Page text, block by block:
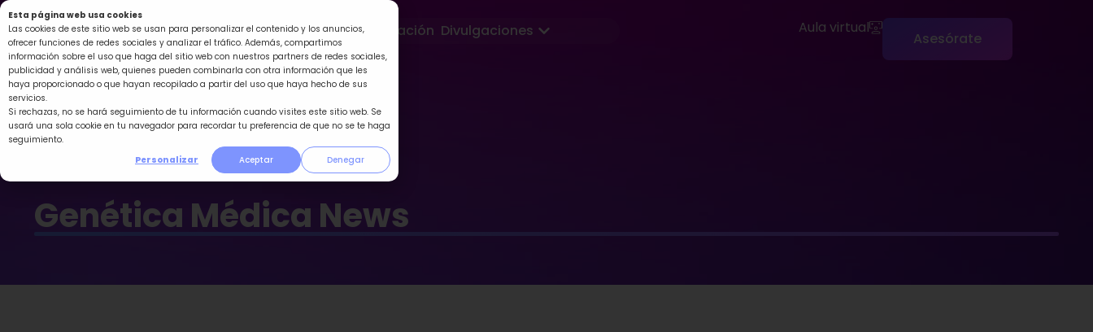
Esta página web usa cookies
Las cookies de este sitio web se usan para personalizar el contenido y los anuncios,
ofrecer funciones de redes sociales y analizar el tráfico. Además, compartimos
información sobre el uso que haga del sitio web con nuestros partners de redes sociales,
publicidad y análisis web, quienes pueden combinarla con otra información que les
haya proporcionado o que hayan recopilado a partir del uso que haya hecho de sus
servicios.
Si rechazas, no se hará seguimiento de tu información cuando visites este sitio web. Se
usará una sola cookie en tu navegador para recordar tu preferencia de que no se te haga
seguimiento.
Personalizar
Aceptar Denegar
Ir
al
contenido
Formación Divulgaciones Abrir Divulgaciones Aula virtual
Asesórate
Genética Médica News